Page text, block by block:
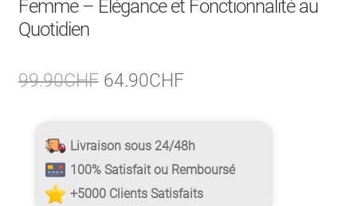
Femme – Élégance et Fonctionnalité au
Quotidien
99.90CHF Le
initial
était :
99.90CHF.
64.90CHFLe
actuel
est :
64.90CHF.
Livraison sous 24/48h
100% Satisfait ou Remboursé
+5000 Clients Satisfaits